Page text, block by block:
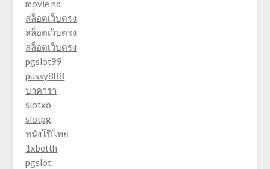
movie hd
สล็อตเว็บตรง
สล็อตเว็บตรง
สล็อตเว็บตรง
pgslot99
pussy888
บาคาร่า
slotxo
slotpg
หนังโป๊ไทย
1xbetth
pgslot